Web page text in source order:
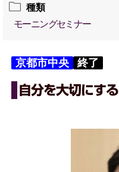
種類
モーニングセミナー
京都市中央 終了
自分を大切にする